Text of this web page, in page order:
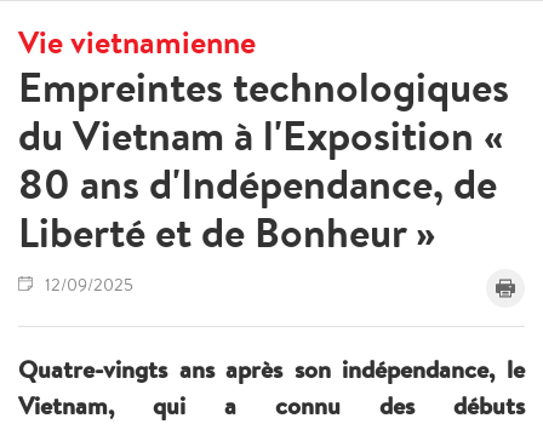
Vie vietnamienne
Empreintes technologiques
du Vietnam à l'Exposition «
80 ans d'Indépendance, de
Liberté et de Bonheur »
12/09/2025
Quatre-vingts ans après son indépendance, le
Vietnam, qui a connu des débuts